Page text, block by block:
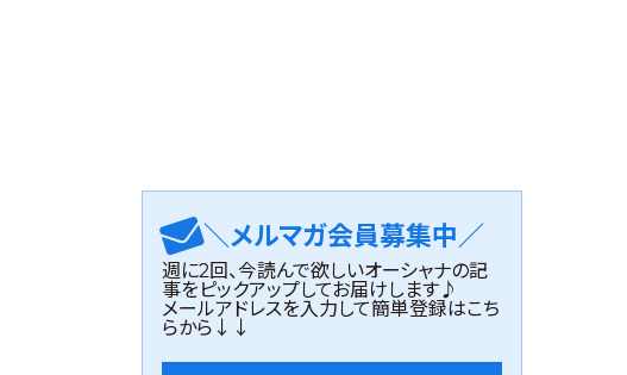
＼メルマガ会員募集中／
週に2回、今読んで欲しいオーシャナの記
事をピックアップしてお届けします♪
メールアドレスを入力して簡単登録はこち
らから↓↓